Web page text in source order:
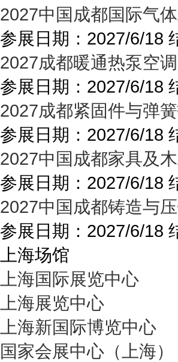
2027中国成都国际气
参展日期： 2027/6/18
2027成都暖通热泵空
参展日期： 2027/6/18
2027成都紧固件与弹
参展日期： 2027/6/18
2027中国成都家具及
参展日期： 2027/6/18
2027中国成都铸造与
参展日期： 2027/6/18
上海场馆
上海国际展览中心
上海展览中心
上海新国际博览中心
国家会展中心（上海）